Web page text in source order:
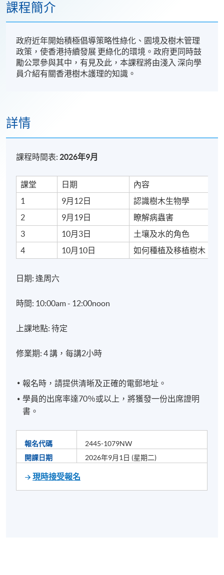
課程簡介
政府近年開始積極倡導策略性綠化、園境及樹木管理
政策，使香港持續發展 更綠化的環境。政府更同時鼓
勵公眾參與其中，有見及此，本課程將由淺入 深向學
員介紹有關香港樹木護理的知識。
詳情
課程時間表: 2026年9月
課堂 日期
內容
1
9月12日
認識樹木生物學
2
9月19日
瞭解病蟲害
3
10月3日
土壤及水的角色
4
10月10日 如何種植及移植樹木
日期: 逢周六
時間: 10:00am - 12:00noon
上課地點: 待定
修業期: 4 講，每講2小時
報名時，請提供清晰及正確的電郵地址。
學員的出席率達70％或以上，將獲發一份出席證明
書。
報名代碼
2445-1079NW
開課日期
2026年9月1日 (星期二)
現時接受報名